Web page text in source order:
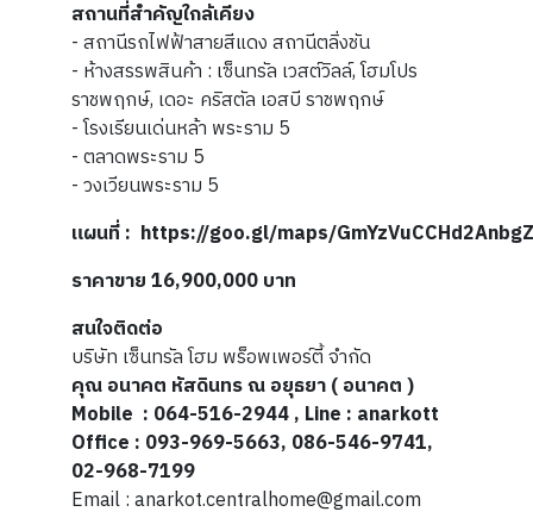
สถานที่สำคัญใกล้เคียง
- สถานีรถไฟฟ้าสายสีแดง สถานีตลิ่งชัน
- ห้างสรรพสินค้า : เซ็นทรัล เวสต์วิลล์, โฮมโปร
ราชพฤกษ์, เดอะ คริสตัล เอสบี ราชพฤกษ์
- โรงเรียนเด่นหล้า พระราม 5
- ตลาดพระราม 5
- วงเวียนพระราม 5
แผนที่: https://goo.gl/maps/
ราคาขาย 16,900,000 บาท
สนใจติดต่อ
บริษัท เซ็นทรัล โฮม พร็อพเพอร์ตี้ จำกัด
คุณ อนาคต หัสดินทรณ อยุธยา ( อนาคต )
Mobile : 064-516-2944 , Line : anarkott
Office : 093-969-5663, 086-546-9741,
02-968-7199
Email : anarkot.centralhome@gmail.com